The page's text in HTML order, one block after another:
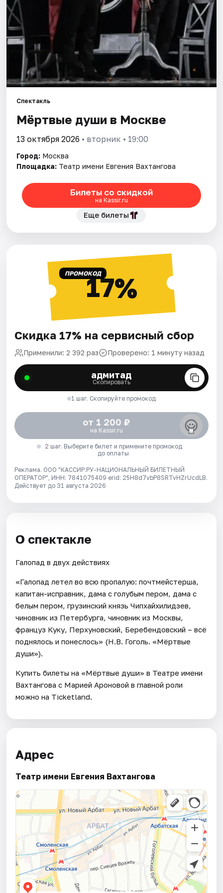
Города
Площадки
Артисты
Спектакль
Мёртвые души в Москве
13 октября 2026 • вторник • 19:00
Город: Москва
Площадка: Театр имени Евгения Вахтангова
Билеты со скидкой
на Kassir.ru
Еще билеты
ПРОМОКОД17%
Скидка 17% на сервисный сбор
Применили: 2 392 раз Проверено: 1 минуту назад
адмитад
Скопировать
1 шаг. Скопируйте промокод
от 1 200 ₽
на Kassir.ru
2 шаг. Выберите билет и примените промокод
до оплаты
Реклама. ООО "КАССИР.РУ-НАЦИОНАЛЬНЫЙ БИЛЕТНЫЙ
ОПЕРАТОР", ИНН: 7841075409 erid: 25H8d7vbP8SRTvHZrUcdLB.
Действует до 31 августа 2026
О спектакле
Галопад в двух действиях
«Галопад летел во всю пропалую: почтмейстерша,
капитан-исправник, дама с голубым пером, дама с
белым пером, грузинский князь Чипхайхилидзев,
чиновник из Петербурга, чиновник из Москвы,
француз Куку, Перхуновский, Беребендовский – всё
поднялось и понеслось» (Н.В. Гоголь. «Мёртвые
души»).
Купить билеты на «Мёртвые души» в Театре имени
Вахтангова с Марией Ароновой в главной роли
можно на Ticketland.
Адрес
Театр имени Евгения Вахтангова